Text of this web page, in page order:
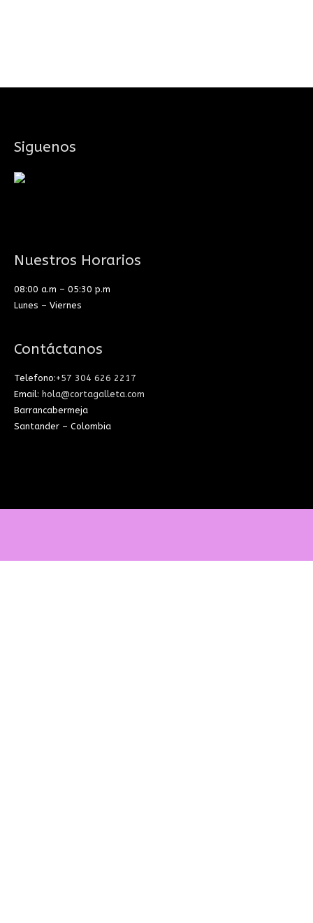
Siguenos
Nuestros Horarios
08:00 a.m – 05:30 p.m
Lunes – Viernes
Contáctanos
Telefono:+57 304 626 2217
Email: hola@cortagalleta.com
Barrancabermeja
Santander – Colombia